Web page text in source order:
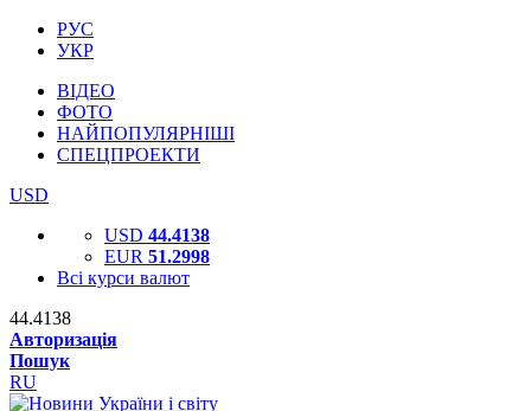
РУС
УКР
ВІДЕО
ФОТО
НАЙПОПУЛЯРНІШІ
СПЕЦПРОЕКТИ
USD
USD 44.4138
EUR 51.2998
Всі курси валют
44.4138
Авторизація
Пошук
RU